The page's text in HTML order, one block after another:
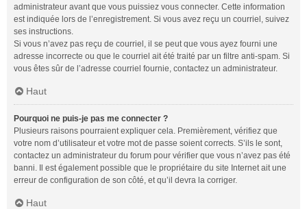
administrateur avant que vous puissiez vous connecter. Cette information
est indiquée lors de l’enregistrement. Si vous avez reçu un courriel, suivez
ses instructions.
Si vous n’avez pas reçu de courriel, il se peut que vous ayez fourni une
adresse incorrecte ou que le courriel ait été traité par un filtre anti-spam. Si
vous êtes sûr de l’adresse courriel fournie, contactez un administrateur.
Haut
Pourquoi ne puis-je pas me connecter ?
Plusieurs raisons pourraient expliquer cela. Premièrement, vérifiez que
votre nom d’utilisateur et votre mot de passe soient corrects. S’ils le sont,
contactez un administrateur du forum pour vérifier que vous n’avez pas été
banni. Il est également possible que le propriétaire du site Internet ait une
erreur de configuration de son côté, et qu’il devra la corriger.
Haut